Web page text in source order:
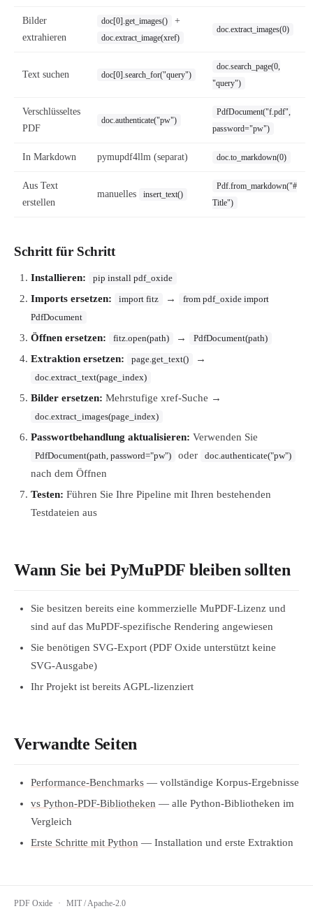
Bilder
extrahieren
doc[0].get_images() +
doc.extract_image(xref)
doc.extract_images(0)
Text suchen doc[0].search_for("query")
doc.search_page(0,
"query")
Verschlüsseltes
PDF
doc.authenticate("pw")
PdfDocument("f.pdf",
password="pw")
In Markdown pymupdf4llm (separat) doc.to_markdown(0)
Aus Text
erstellen
manuelles insert_text()
Pdf.from_markdown("#
Title")
Schritt für Schritt
Installieren: pip install pdf_oxide
Imports ersetzen: import fitz →
from pdf_oxide import
PdfDocument
Öffnen ersetzen: fitz.open(path) → PdfDocument(path)
Extraktion ersetzen: page.get_text() →
doc.extract_text(page_index)
Bilder ersetzen: Mehrstufige xref-Suche →
doc.extract_images(page_index)
Passwortbehandlung aktualisieren: Verwenden Sie
PdfDocument(path, password="pw") oder doc.authenticate("pw")
nach dem Öffnen
Testen: Führen Sie Ihre Pipeline mit Ihren bestehenden
Testdateien aus
Wann Sie bei PyMuPDF bleiben sollten
Sie besitzen bereits eine kommerzielle MuPDF-Lizenz und
sind auf das MuPDF-spezifische Rendering angewiesen
Sie benötigen SVG-Export (PDF Oxide unterstützt keine
SVG-Ausgabe)
Ihr Projekt ist bereits AGPL-lizenziert
Verwandte Seiten
Performance-Benchmarks — vollständige Korpus-Ergebnisse
vs Python-PDF-Bibliotheken — alle Python-Bibliotheken im
Vergleich
Erste Schritte mit Python — Installation und erste Extraktion
PDF Oxide · MIT / Apache-2.0